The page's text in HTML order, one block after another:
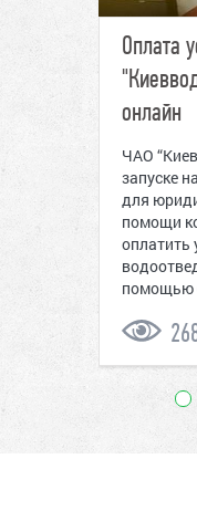
Оплата
онлайн
ЧАО
запуске
для
помощи
оплатить
помощью